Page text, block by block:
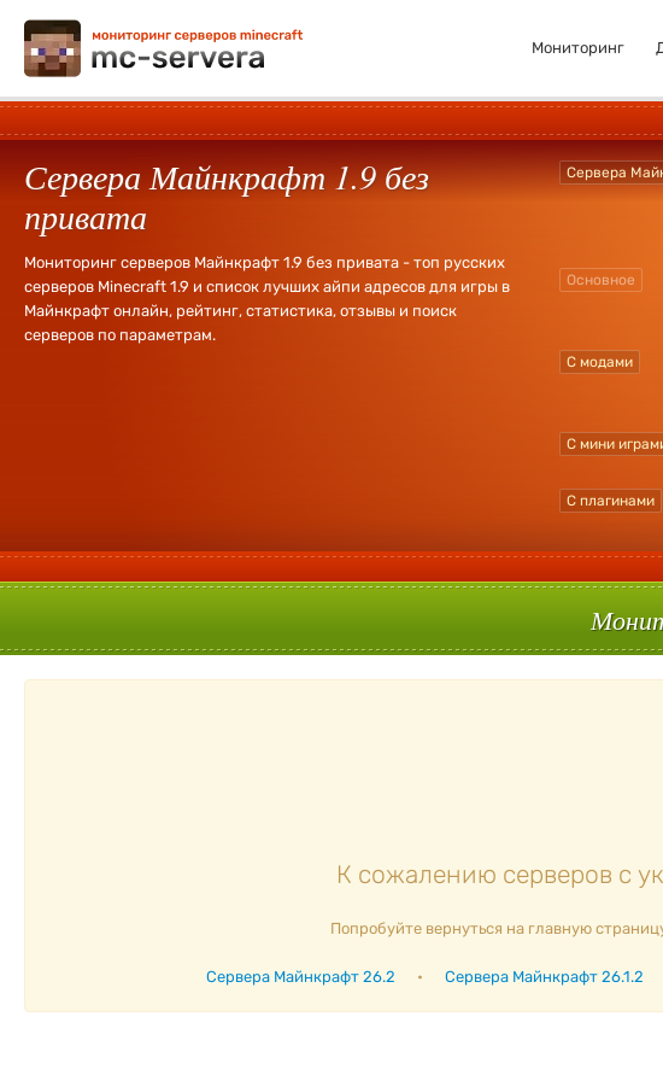
Мониторинг
Сервера Майнкрафт 1.9 без
привата
Мониторинг серверов Майнкрафт 1.9 без привата - топ русских
серверов Minecraft 1.9 и список лучших айпи адресов для игры в
Майнкрафт онлайн, рейтинг, статистика, отзывы и поиск
серверов по параметрам.
Сервера
Основное
С модами
С мини
С плагинами
К сожалению серверов с
Попробуйте вернуться на главную
Сервера Майнкрафт 26.2 • Сервера Майнкрафт 26.1.2